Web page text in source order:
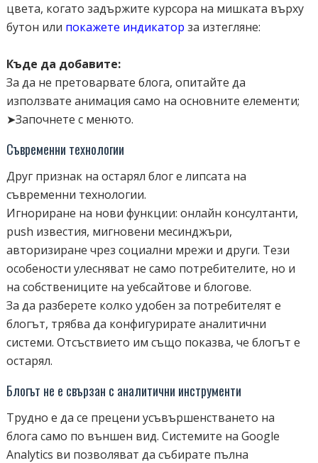
цвета, когато задържите курсора на мишката върху
бутон или покажете индикатор за изтегляне:
Къде да добавите:
За да не претоварвате блога, опитайте да
използвате анимация само на основните елементи;
➤Започнете с менюто.
Съвременни технологии
Друг признак на остарял блог е липсата на
съвременни технологии.
Игнориране на нови функции: онлайн консултанти,
push известия, мигновени месинджъри,
авторизиране чрез социални мрежи и други. Тези
особености улесняват не само потребителите, но и
на собствениците на уебсайтове и блогове.
За да разберете колко удобен за потребителят е
блогът, трябва да конфигурирате аналитични
системи. Отсъствието им също показва, че блогът е
остарял.
Блогът не е свързан с аналитични инструменти
Трудно е да се прецени усъвършенстването на
блога само по външен вид. Системите на Google
Analytics ви позволяват да събирате пълна